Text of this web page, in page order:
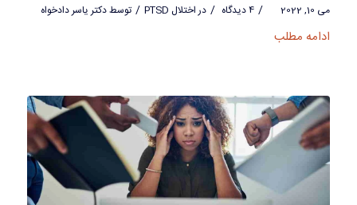
می 10, 2022 / 4 دیدگاه / دراختلال PTSD / توسطدکتر یاسر دادخواه
ادامه مطلب